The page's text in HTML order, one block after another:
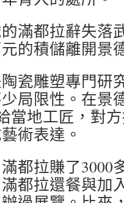
滿都拉辭失落
的積儲離開景
瓷雕塑專門研
局限性。在景
當地工匠，對
術表達。
都拉賺了3000
都拉還餐與加